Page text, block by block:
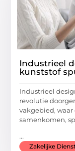
Industrieel
kunststof
Industrieel
revolutie
vakgebied,
samenkomen,
...
Zakelijke